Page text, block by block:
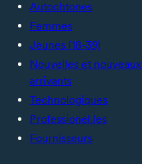
Autochtones
Femmes
Jeunes (18-39)
Nouvelles et nouveaux
arrivants
Technologiques
Professionel.les
Fournisseurs